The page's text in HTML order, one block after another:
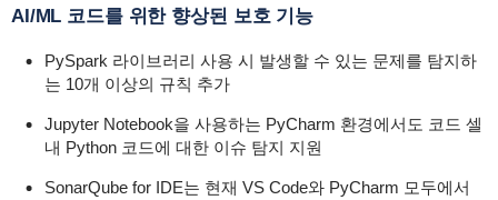
AI/ML 코드를 위한 향상된 보호 기능
PySpark 라이브러리 사용 시 발생할 수 있는 문제를 탐지하
는 10개 이상의 규칙 추가
Jupyter Notebook을 사용하는 PyCharm 환경에서도 코드 셀
내 Python 코드에 대한 이슈 탐지 지원
SonarQube for IDE는 현재 VS Code와 PyCharm 모두에서